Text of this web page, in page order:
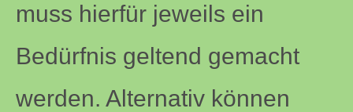
muss hierfür jeweils ein
Bedürfnis geltend gemacht
werden. Alternativ können